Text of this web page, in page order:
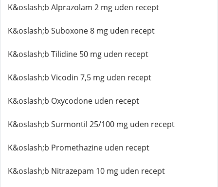
K&oslash;b Alprazolam 2 mg uden recept
K&oslash;b Suboxone 8 mg uden recept
K&oslash;b Tilidine 50 mg uden recept
K&oslash;b Vicodin 7,5 mg uden recept
K&oslash;b Oxycodone uden recept
K&oslash;b Surmontil 25/100 mg uden recept
K&oslash;b Promethazine uden recept
K&oslash;b Nitrazepam 10 mg uden recept